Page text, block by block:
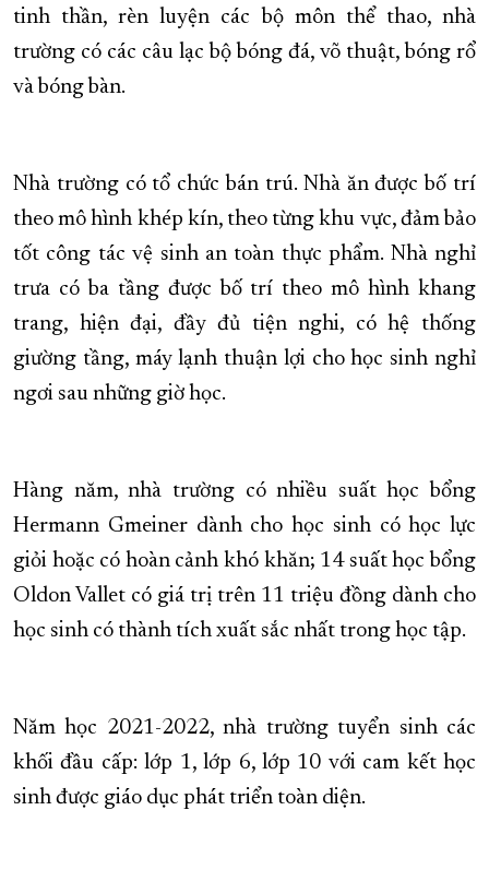
tinh thần, rèn luyện các bộ môn thể thao, nhà
trường có các câu lạc bộ bóng đá, võ thuật, bóng rổ
và bóng bàn.
Nhà trường có tổ chức bán trú. Nhà ăn được bố trí
theo mô hình khép kín, theo từng khu vực, đảm bảo
tốt công tác vệ sinh an toàn thực phẩm. Nhà nghỉ
trưa có ba tầng được bố trí theo mô hình khang
trang, hiện đại, đầy đủ tiện nghi, có hệ thống
giường tầng, máy lạnh thuận lợi cho học sinh nghỉ
ngơi sau những giờ học.
Hàng năm, nhà trường có nhiều suất học bổng
Hermann Gmeiner dành cho học sinh có học lực
giỏi hoặc có hoàn cảnh khó khăn; 14 suất học bổng
Oldon Vallet có giá trị trên 11 triệu đồng dành cho
học sinh có thành tích xuất sắc nhất trong học tập.
Năm học 2021-2022, nhà trường tuyển sinh các
khối đầu cấp: lớp 1, lớp 6, lớp 10 với cam kết học
sinh được giáo dục phát triển toàn diện.